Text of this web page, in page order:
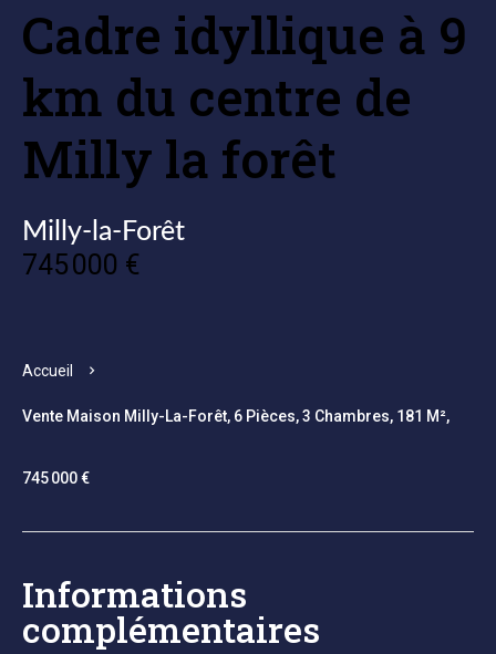
Cadre idyllique à 9
km du centre de
Milly la forêt
Milly-la-Forêt
745 000 €
Accueil
Vente Maison Milly-La-Forêt, 6 Pièces, 3 Chambres, 181 M²,
745 000 €
Informations
complémentaires